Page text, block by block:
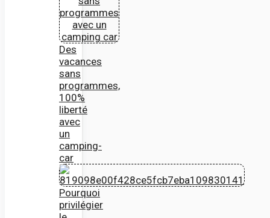
Des
vacances
sans
programmes,
100%
liberté
avec
un
camping-
car
Pourquoi
privilégier